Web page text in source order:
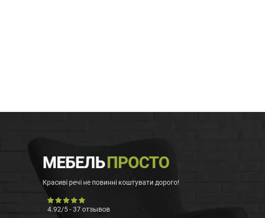
Красиві речі не повинні коштувати дорого!
4.92/5-37отзывов